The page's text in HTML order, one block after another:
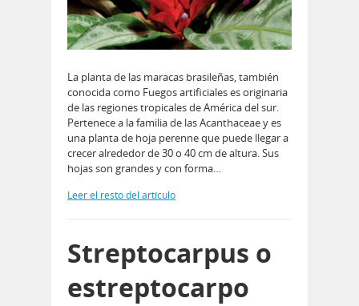
La planta de las maracas brasileñas, también
conocida como Fuegos artificiales es originaria
de las regiones tropicales de América del sur.
Pertenece a la familia de las Acanthaceae y es
una planta de hoja perenne que puede llegar a
crecer alrededor de 30 o 40 cm de altura. Sus
hojas son grandes y con forma…
Leer el resto del artículo
Streptocarpus o
estreptocarpo